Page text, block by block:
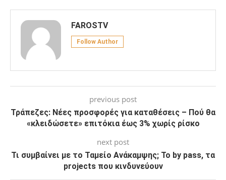
FAROSTV
Follow Author
previous post
Τράπεζες: Νέες προσφορές για καταθέσεις – Πού θα
«κλειδώσετε» επιτόκια έως 3% χωρίς ρίσκο
next post
Τι συμβαίνει με το Ταμείο Ανάκαμψης; Το by pass, τα
projects που κινδυνεύουν